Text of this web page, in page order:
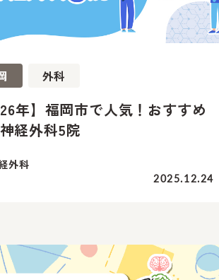
外科
年】福岡市で人気！おすすめ
経外科5院
外科
2025.12.24